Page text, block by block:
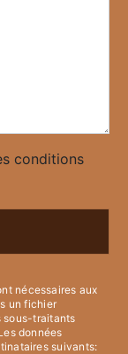
conditions
nécessaires aux
un fichier
sous-traitants
données
suivants: